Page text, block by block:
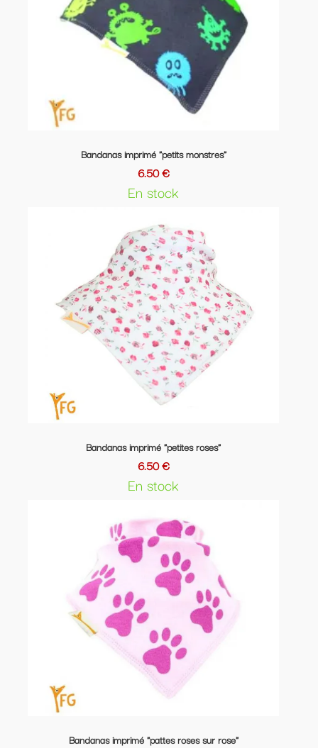
Bandanas imprimé "petits monstres"
6.50 €
En stock
Bandanas imprimé "petites roses"
6.50 €
En stock
Bandanas imprimé "pattes roses sur rose"